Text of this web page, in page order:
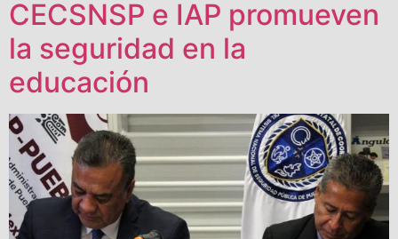
CECSNSP e IAP promueven
la seguridad en la
educación